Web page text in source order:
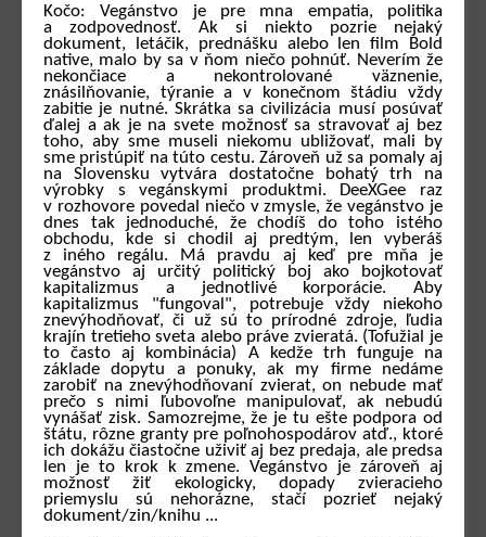
Kočo: Vegánstvo je pre mna empatia, politika
a zodpovednosť. Ak si niekto pozrie nejaký
dokument, letáčik, prednášku alebo len film Bold
native, malo by sa v ňom niečo pohnúť. Neverím že
nekončiace a nekontrolované väznenie,
znásilňovanie, týranie a v konečnom štádiu vždy
zabitie je nutné. Skrátka sa civilizácia musí posúvať
ďalej a ak je na svete možnosť sa stravovať aj bez
toho, aby sme museli niekomu ubližovať, mali by
sme pristúpiť na túto cestu. Zároveň už sa pomaly aj
na Slovensku vytvára dostatočne bohatý trh na
výrobky s vegánskymi produktmi. DeeXGee raz
v rozhovore povedal niečo v zmysle, že vegánstvo je
dnes tak jednoduché, že chodíš do toho istého
obchodu, kde si chodil aj predtým, len vyberáš
z iného regálu. Má pravdu aj keď pre mňa je
vegánstvo aj určitý politický boj ako bojkotovať
kapitalizmus a jednotlivé korporácie. Aby
kapitalizmus "fungoval", potrebuje vždy niekoho
znevýhodňovať, či už sú to prírodné zdroje, ľudia
krajín tretieho sveta alebo práve zvieratá. (Tofužial je
to často aj kombinácia) A kedže trh funguje na
základe dopytu a ponuky, ak my firme nedáme
zarobiť na znevýhodňovaní zvierat, on nebude mať
prečo s nimi ľubovoľne manipulovať, ak nebudú
vynášať zisk. Samozrejme, že je tu ešte podpora od
štátu, rôzne granty pre poľnohospodárov atď., ktoré
ich dokážu čiastočne uživiť aj bez predaja, ale predsa
len je to krok k zmene. Vegánstvo je zároveň aj
možnosť žiť ekologicky, dopady zvieracieho
priemyslu sú nehorázne, stačí pozrieť nejaký
dokument/zin/knihu ...